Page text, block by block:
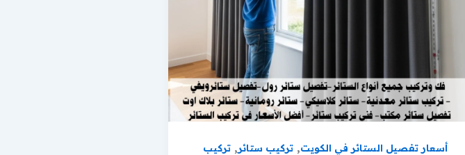
أسعار تفصيل الستائر في الكويت, تركيب ستائر, تركيب